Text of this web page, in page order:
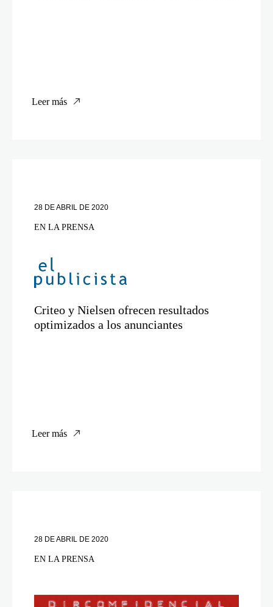
Leer más
28 DE ABRIL DE 2020
EN LA PRENSA
Criteo y Nielsen ofrecen resultados
optimizados a los anunciantes
Leer más
28 DE ABRIL DE 2020
EN LA PRENSA